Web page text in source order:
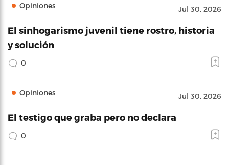
Opiniones Jul 30, 2026
El sinhogarismo juvenil tiene rostro, historia
y solución
0
Opiniones Jul 30, 2026
El testigo que graba pero no declara
0